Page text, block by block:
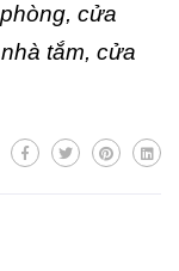
cửa
tắm, cửa